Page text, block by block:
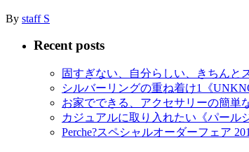
By staff S
Recent posts
固すぎない、自分らしい、きちん
シルバーリングの重ね着け1《
お家でできる、アクセサリーの簡単
カジュアルに取り入れたい《パール
Perche?スペシャルオーダーフェア